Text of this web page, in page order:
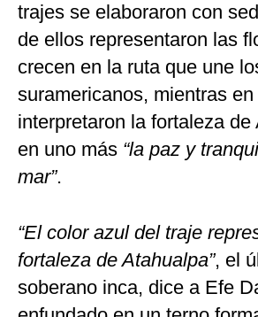
trajes se elaboraron con
de ellos representaron las
crecen en la ruta que une
suramericanos, mientras en
interpretaron la fortaleza de
en uno más “la paz y
mar”.
“El color azul del traje
fortaleza de Atahualpa”, el
soberano inca, dice a Efe